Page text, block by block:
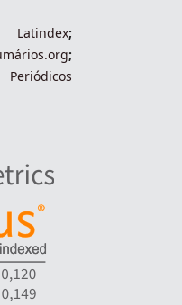
Latindex;
;
Periódicos